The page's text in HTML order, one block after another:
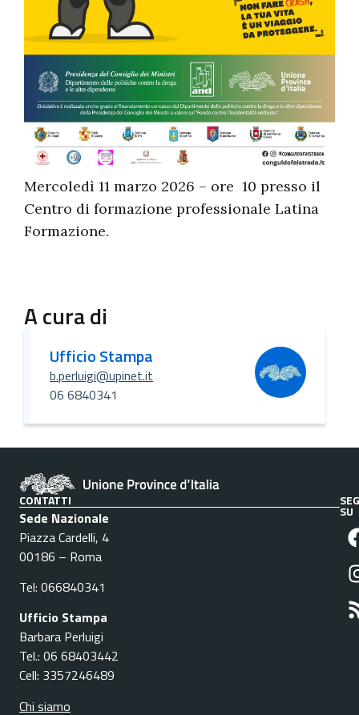
Mercoledì 11 marzo 2026 – ore 10 presso il
Centro di formazione professionale Latina
Formazione.
A cura di
Ufficio Stampa
b.perluigi@upinet.it
06 6840341
CONTATTI
Sede Nazionale
Piazza Cardelli, 4
00186 – Roma
Tel: 066840341
Ufficio Stampa
Barbara Perluigi
Tel.: 06 68403442
Cell: 3357246489
Chi siamo
SU